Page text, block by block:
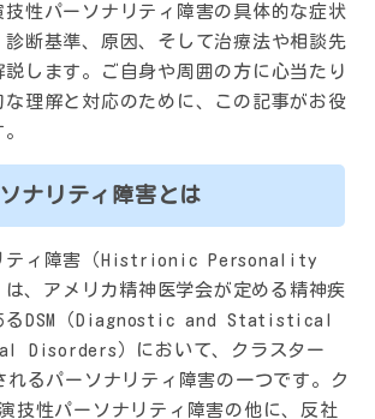
技性パーソナリティ障害の具体的な症状
診断基準、原因、そして治療法や相談先
説します。ご自身や周囲の方に心当たり
理解と対応のために、この記事がお役
ナリティ障害とは
ティ障害（Histrionic Personality
、アメリカ精神医学会が定める精神疾
るDSM（Diagnostic and Statistical
Disorders）において、クラスター
れるパーソナリティ障害の一つです。ク
技性パーソナリティ障害の他に、反社